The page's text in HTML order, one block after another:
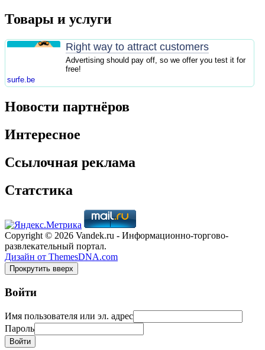
Товары и услуги
Right way to attract customers
Advertising should pay off, so we offer you test it for
free!
surfe.be
Новости партнёров
Интересное
Ссылочная реклама
Статстика
Copyright © 2026 Vandek.ru - Информационно-торгово-
развлекательный портал.
Дизайн от ThemesDNA.com
Прокрутить вверх
Войти
Имя пользователя или эл. адрес
Пароль
Войти